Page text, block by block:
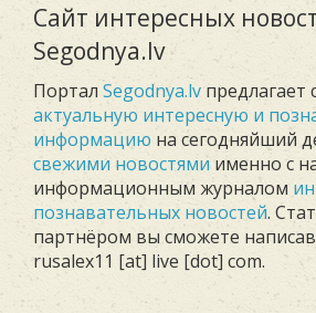
Сайт интересных
Segodnya.lv
Портал Segodnya.lv предлагает
актуальную интересную и
информацию на сегодняйший
свежими новостями именно с
информационным журналом
познавательных новостей.
партнёром вы сможете
rusalex11 [at] live [dot] com.